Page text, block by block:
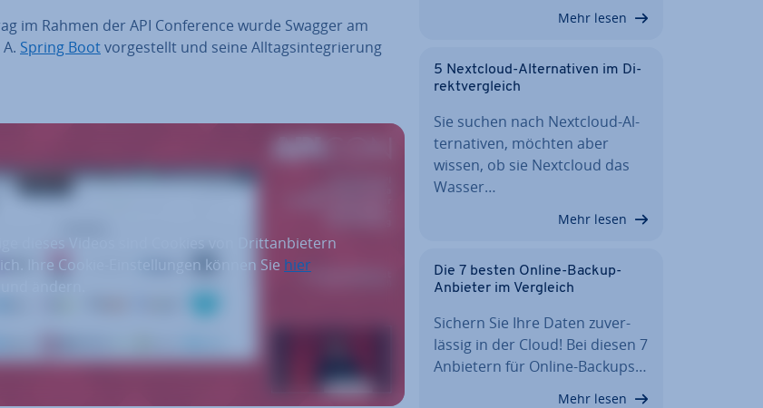
im Rahmen der API Con­fe­rence wurde Swagger am
Spring Bootvor­ge­stellt und seine All­tags­in­te­grie­rung
dieses Videos sind Cookies von Drittanbietern
Ihre Cookie-Einstellungen können Sie hier
Mehr lesen
5 Nextcloud-Al­ter­na­ti­ven im Di­
rekt­ver­gleich
Sie suchen nach Nextcloud-Al­
ter­na­ti­ven, möchten aber
wissen, ob sie Nextcloud das
Wasser…
Mehr lesen
Die 7 besten Online-Backup-
Anbieter im Vergleich
Sichern Sie Ihre Daten zu­ver­
läs­sig in der Cloud! Bei diesen 7
Anbietern für Online-Backups…
Mehr lesen